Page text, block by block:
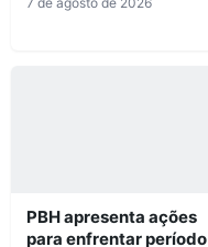
PBH apresenta ações
para enfrentar período